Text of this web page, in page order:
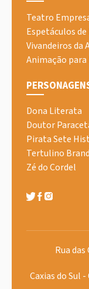
Teatro
Espetáculos de
Vivandeiros da
Animação para
Dona Literata
Doutor
Pirata Sete
Tertulino
Zé do Cordel
Rua
Caxias do Sul -